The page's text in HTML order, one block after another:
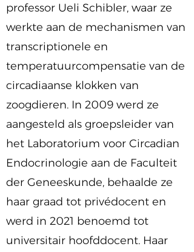
professor Ueli Schibler, waar ze
werkte aan de mechanismen van
transcriptionele en
temperatuurcompensatie van de
circadiaanse klokken van
zoogdieren. In 2009 werd ze
aangesteld als groepsleider van
het Laboratorium voor Circadian
Endocrinologie aan de Faculteit
der Geneeskunde, behaalde ze
haar graad tot privédocent en
werd in 2021 benoemd tot
universitair hoofddocent. Haar